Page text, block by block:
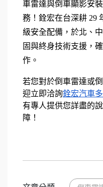
車雷達與倒車顯影安
務！銓宏在台深耕 29
級安全配備，於北、
固與終身技術支援，
作。
若您對於倒車雷達或
迎立即洽詢銓宏汽車
有專人提供您詳盡的
障！